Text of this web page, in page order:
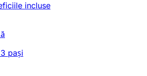
incluse
pași